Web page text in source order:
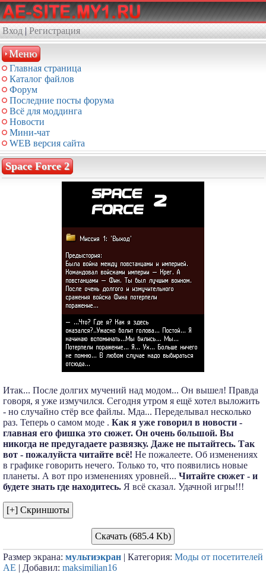
Вход | Регистрация
Меню
Главная страница
Каталог файлов
Форум
Последние посты форума
Всё для моддинга
Новости
Мини-чат
WEB версия сайта
Space Force 2
Итак... После долгих мучений над модом... Он вышел! Правда
говоря, я уже измучился. Сегодня утром я ещё хотел выложить
- но случайно стёр все файлы. Мда... Переделывал несколько
раз. Теперь о самом моде . Как я уже говорил в новости -
главная его фишка это сюжет. Он очень большой. Вы
никогда не предугадаете развязку. Даже не пытайтесь. Так
вот - пожалуйста читайте всё! Не пожалеете. Об изменениях
в графике говорить нечего. Только то, что появились новые
планеты. А вот про изменениях уровней... Читайте сюжет - и
будете знать где находитесь. Я всё сказал. Удачной игры!!!
Скачать (685.4 Kb)
Размер экрана: мультиэкран | Категория: Моды от посетителей
АЕ | Добавил: maksimilian16